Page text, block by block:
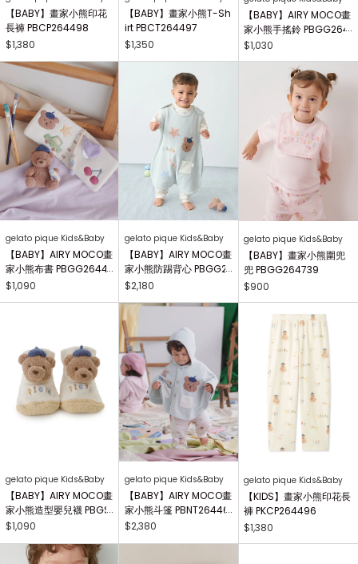
【BABY】畫家小熊印花
長褲 PBCP264498
$1,380
【BABY】畫家小熊T-Sh
irt PBCT264497
$1,350
【BABY】AIRY MOCO畫
家小熊手搖鈴 PBGG264
414
$1,030
gelato pique Kids&Baby
【BABY】AIRY MOCO畫
家小熊布書 PBGG26441
8
$1,090
gelato pique Kids&Baby
【BABY】AIRY MOCO畫
家小熊防踢背心 PBGG2
64465
$2,180
gelato pique Kids&Baby
【BABY】畫家小熊圍兜
兜 PBGG264739
$900
gelato pique Kids&Baby
【BABY】AIRY MOCO畫
家小熊造型嬰兒襪 PBGS
264415
$1,090
gelato pique Kids&Baby
【BABY】AIRY MOCO畫
家小熊斗篷 PBNT26446
4
$2,380
gelato pique Kids&Baby
【KIDS】畫家小熊印花長
褲 PKCP264496
$1,380